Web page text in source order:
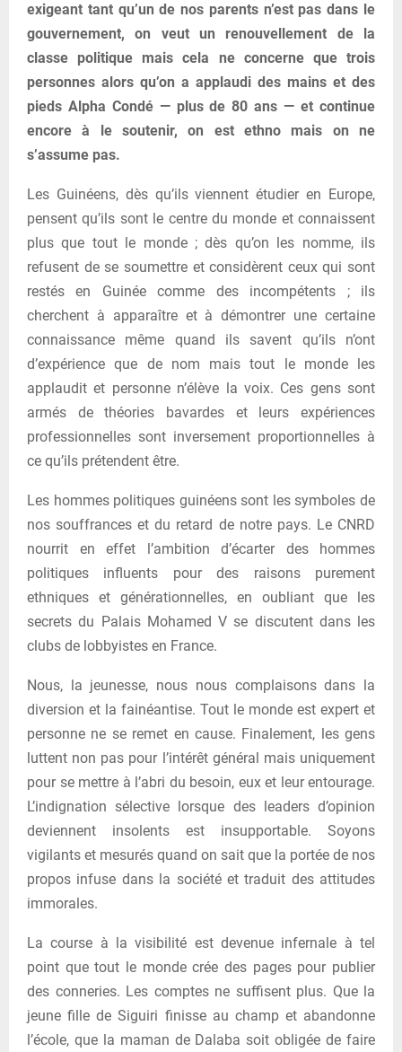
exigeant tant qu’un de nos parents n’est pas dans le
gouvernement, on veut un renouvellement de la
classe politique mais cela ne concerne que trois
personnes alors qu’on a applaudi des mains et des
pieds Alpha Condé — plus de 80 ans — et continue
encore à le soutenir, on est ethno mais on ne
s’assume pas.
Les Guinéens, dès qu’ils viennent étudier en Europe,
pensent qu’ils sont le centre du monde et connaissent
plus que tout le monde ; dès qu’on les nomme, ils
refusent de se soumettre et considèrent ceux qui sont
restés en Guinée comme des incompétents ; ils
cherchent à apparaître et à démontrer une certaine
connaissance même quand ils savent qu’ils n’ont
d’expérience que de nom mais tout le monde les
applaudit et personne n’élève la voix. Ces gens sont
armés de théories bavardes et leurs expériences
professionnelles sont inversement proportionnelles à
ce qu’ils prétendent être.
Les hommes politiques guinéens sont les symboles de
nos souffrances et du retard de notre pays. Le CNRD
nourrit en effet l’ambition d’écarter des hommes
politiques influents pour des raisons purement
ethniques et générationnelles, en oubliant que les
secrets du Palais Mohamed V se discutent dans les
clubs de lobbyistes en France.
Nous, la jeunesse, nous nous complaisons dans la
diversion et la fainéantise. Tout le monde est expert et
personne ne se remet en cause. Finalement, les gens
luttent non pas pour l’intérêt général mais uniquement
pour se mettre à l’abri du besoin, eux et leur entourage.
L’indignation sélective lorsque des leaders d’opinion
deviennent insolents est insupportable. Soyons
vigilants et mesurés quand on sait que la portée de nos
propos infuse dans la société et traduit des attitudes
immorales.
La course à la visibilité est devenue infernale à tel
point que tout le monde crée des pages pour publier
des conneries. Les comptes ne suffisent plus. Que la
jeune fille de Siguiri finisse au champ et abandonne
l’école, que la maman de Dalaba soit obligée de faire